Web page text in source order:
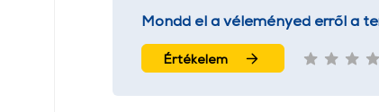
Mondd el a véleményed erről a
Értékelem